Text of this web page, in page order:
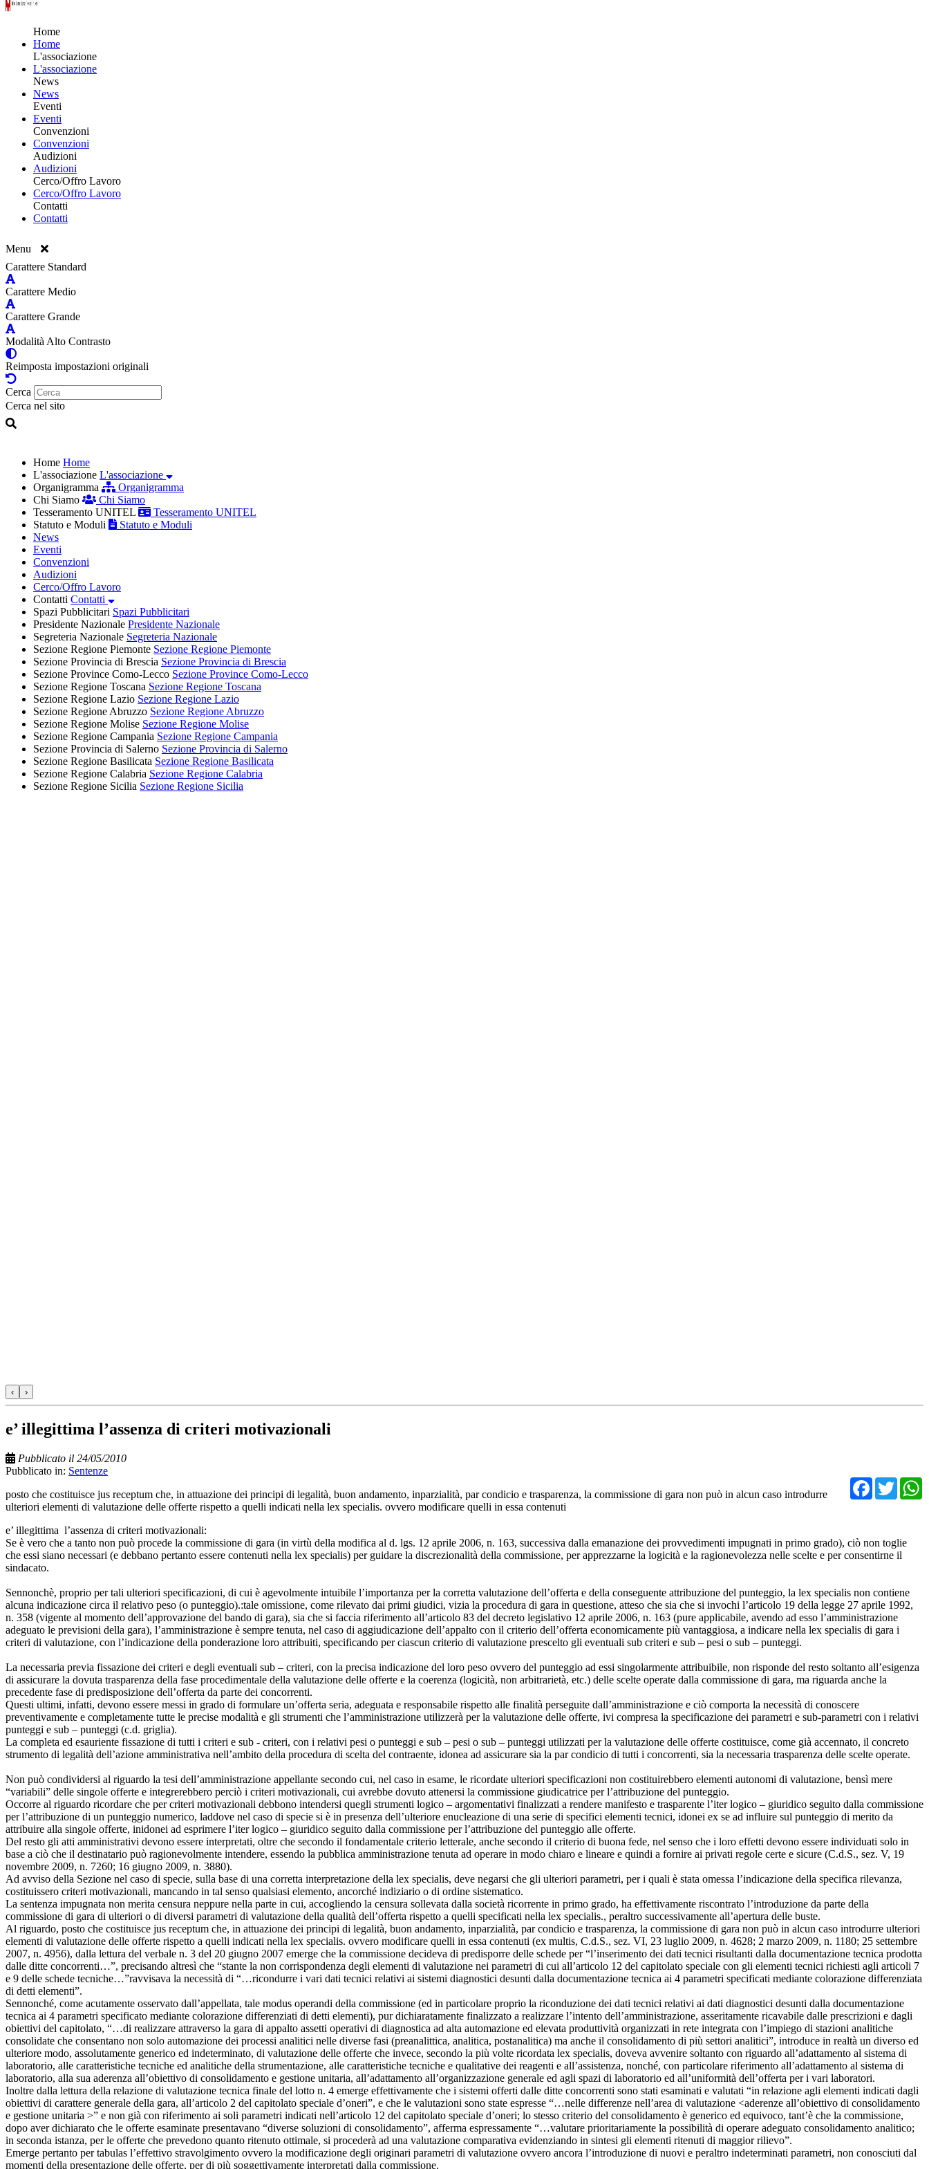
Home
Home
L'associazione
L'associazione
News
News
Eventi
Eventi
Convenzioni
Convenzioni
Audizioni
Audizioni
Cerco/Offro Lavoro
Cerco/Offro Lavoro
Contatti
Contatti
Menu
Carattere Standard
Carattere Medio
Carattere Grande
Modalità Alto Contrasto
Reimposta impostazioni originali
Cerca
Cerca nel sito
Home Home
L'associazione L'associazione
Organigramma
Organigramma
Chi Siamo
Chi Siamo
Tesseramento UNITEL
Tesseramento UNITEL
Statuto e Moduli
Statuto e Moduli
News
Eventi
Convenzioni
Audizioni
Cerco/Offro Lavoro
Contatti Contatti
Spazi Pubblicitari Spazi Pubblicitari
Presidente Nazionale Presidente Nazionale
Segreteria Nazionale Segreteria Nazionale
Sezione Regione Piemonte Sezione Regione Piemonte
Sezione Provincia di Brescia Sezione Provincia di Brescia
Sezione Province Como-Lecco Sezione Province Como-Lecco
Sezione Regione Toscana Sezione Regione Toscana
Sezione Regione Lazio Sezione Regione Lazio
Sezione Regione Abruzzo Sezione Regione Abruzzo
Sezione Regione Molise Sezione Regione Molise
Sezione Regione Campania Sezione Regione Campania
Sezione Provincia di Salerno Sezione Provincia di Salerno
Sezione Regione Basilicata Sezione Regione Basilicata
Sezione Regione Calabria Sezione Regione Calabria
Sezione Regione Sicilia Sezione Regione Sicilia
‹ ›
e’ illegittima l’assenza di criteri motivazionali
Pubblicato il 24/05/2010
Pubblicato in: Sentenze
posto che costituisce jus receptum che, in attuazione dei principi di legalità, buon andamento, inparzialità, par condicio e trasparenza, la commissione di gara non può in alcun caso introdurre
ulteriori elementi di valutazione delle offerte rispetto a quelli indicati nella lex specialis. ovvero modificare quelli in essa contenuti
e’ illegittima l’assenza di criteri motivazionali:
Se è vero che a tanto non può procede la commissione di gara (in virtù della modifica al d. lgs. 12 aprile 2006, n. 163, successiva dalla emanazione dei provvedimenti impugnati in primo grado), ciò non toglie
che essi siano necessari (e debbano pertanto essere contenuti nella lex specialis) per guidare la discrezionalità della commissione, per apprezzarne la logicità e la ragionevolezza nelle scelte e per consentirne il
sindacato.
Sennonchè, proprio per tali ulteriori specificazioni, di cui è agevolmente intuibile l’importanza per la corretta valutazione dell’offerta e della conseguente attribuzione del punteggio, la lex specialis non contiene
alcuna indicazione circa il relativo peso (o punteggio).:tale omissione, come rilevato dai primi giudici, vizia la procedura di gara in questione, atteso che sia che si invochi l’articolo 19 della legge 27 aprile 1992,
n. 358 (vigente al momento dell’approvazione del bando di gara), sia che si faccia riferimento all’articolo 83 del decreto legislativo 12 aprile 2006, n. 163 (pure applicabile, avendo ad esso l’amministrazione
adeguato le previsioni della gara), l’amministrazione è sempre tenuta, nel caso di aggiudicazione dell’appalto con il criterio dell’offerta economicamente più vantaggiosa, a indicare nella lex specialis di gara i
criteri di valutazione, con l’indicazione della ponderazione loro attribuiti, specificando per ciascun criterio di valutazione prescelto gli eventuali sub criteri e sub – pesi o sub – punteggi.
La necessaria previa fissazione dei criteri e degli eventuali sub – criteri, con la precisa indicazione del loro peso ovvero del punteggio ad essi singolarmente attribuibile, non risponde del resto soltanto all’esigenza
di assicurare la dovuta trasparenza della fase procedimentale della valutazione delle offerte e la coerenza (logicità, non arbitrarietà, etc.) delle scelte operate dalla commissione di gara, ma riguarda anche la
precedente fase di predisposizione dell’offerta da parte dei concorrenti.
Questi ultimi, infatti, devono essere messi in grado di formulare un’offerta seria, adeguata e responsabile rispetto alle finalità perseguite dall’amministrazione e ciò comporta la necessità di conoscere
preventivamente e completamente tutte le precise modalità e gli strumenti che l’amministrazione utilizzerà per la valutazione delle offerte, ivi compresa la specificazione dei parametri e sub-parametri con i relativi
punteggi e sub – punteggi (c.d. griglia).
La completa ed esauriente fissazione di tutti i criteri e sub - criteri, con i relativi pesi o punteggi e sub – pesi o sub – punteggi utilizzati per la valutazione delle offerte costituisce, come già accennato, il concreto
strumento di legalità dell’azione amministrativa nell’ambito della procedura di scelta del contraente, idonea ad assicurare sia la par condicio di tutti i concorrenti, sia la necessaria trasparenza delle scelte operate.
Non può condividersi al riguardo la tesi dell’amministrazione appellante secondo cui, nel caso in esame, le ricordate ulteriori specificazioni non costituirebbero elementi autonomi di valutazione, bensì mere
“variabili” delle singole offerte e integrerebbero perciò i criteri motivazionali, cui avrebbe dovuto attenersi la commissione giudicatrice per l’attribuzione del punteggio.
Occorre al riguardo ricordare che per criteri motivazionali debbono intendersi quegli strumenti logico – argomentativi finalizzati a rendere manifesto e trasparente l’iter logico – giuridico seguito dalla commissione
per l’attribuzione di un punteggio numerico, laddove nel caso di specie si è in presenza dell’ulteriore enucleazione di una serie di specifici elementi tecnici, idonei ex se ad influire sul punteggio di merito da
attribuire alla singole offerte, inidonei ad esprimere l’iter logico – giuridico seguito dalla commissione per l’attribuzione del punteggio alle offerte.
Del resto gli atti amministrativi devono essere interpretati, oltre che secondo il fondamentale criterio letterale, anche secondo il criterio di buona fede, nel senso che i loro effetti devono essere individuati solo in
base a ciò che il destinatario può ragionevolmente intendere, essendo la pubblica amministrazione tenuta ad operare in modo chiaro e lineare e quindi a fornire ai privati regole certe e sicure (C.d.S., sez. V, 19
novembre 2009, n. 7260; 16 giugno 2009, n. 3880).
Ad avviso della Sezione nel caso di specie, sulla base di una corretta interpretazione della lex specialis, deve negarsi che gli ulteriori parametri, per i quali è stata omessa l’indicazione della specifica rilevanza,
costituissero criteri motivazionali, mancando in tal senso qualsiasi elemento, ancorché indiziario o di ordine sistematico.
La sentenza impugnata non merita censura neppure nella parte in cui, accogliendo la censura sollevata dalla società ricorrente in primo grado, ha effettivamente riscontrato l’introduzione da parte della
commissione di gara di ulteriori o di diversi parametri di valutazione della qualità dell’offerta rispetto a quelli specificati nella lex specialis., peraltro successivamente all’apertura delle buste.
Al riguardo, posto che costituisce jus receptum che, in attuazione dei principi di legalità, buon andamento, inparzialità, par condicio e trasparenza, la commissione di gara non può in alcun caso introdurre ulteriori
elementi di valutazione delle offerte rispetto a quelli indicati nella lex specialis. ovvero modificare quelli in essa contenuti (ex multis, C.d.S., sez. VI, 23 luglio 2009, n. 4628; 2 marzo 2009, n. 1180; 25 settembre
2007, n. 4956), dalla lettura del verbale n. 3 del 20 giugno 2007 emerge che la commissione decideva di predisporre delle schede per “l’inserimento dei dati tecnici risultanti dalla documentazione tecnica prodotta
dalle ditte concorrenti…”, precisando altresì che “stante la non corrispondenza degli elementi di valutazione nei parametri di cui all’articolo 12 del capitolato speciale con gli elementi tecnici richiesti agli articoli 7
e 9 delle schede tecniche…”ravvisava la necessità di “…ricondurre i vari dati tecnici relativi ai sistemi diagnostici desunti dalla documentazione tecnica ai 4 parametri specificati mediante colorazione differenziata
di detti elementi”.
Sennonché, come acutamente osservato dall’appellata, tale modus operandi della commissione (ed in particolare proprio la riconduzione dei dati tecnici relativi ai dati diagnostici desunti dalla documentazione
tecnica ai 4 parametri specificato mediante colorazione differenziati di detti elementi), pur dichiaratamente finalizzato a realizzare l’intento dell’amministrazione, asseritamente ricavabile dalle prescrizioni e dagli
obiettivi del capitolato, “…di realizzare attraverso la gara di appalto assetti operativi di diagnostica ad alta automazione ed elevata produttività organizzati in rete integrata con l’impiego di stazioni analitiche
consolidate che consentano non solo automazione dei processi analitici nelle diverse fasi (preanalittica, analitica, postanalitica) ma anche il consolidamento di più settori analitici”, introduce in realtà un diverso ed
ulteriore modo, assolutamente generico ed indeterminato, di valutazione delle offerte che invece, secondo la più volte ricordata lex specialis, doveva avvenire soltanto con riguardo all’adattamento al sistema di
laboratorio, alle caratteristiche tecniche ed analitiche della strumentazione, alle caratteristiche tecniche e qualitative dei reagenti e all’assistenza, nonché, con particolare riferimento all’adattamento al sistema di
laboratorio, alla sua aderenza all’obiettivo di consolidamento e gestione unitaria, all’adattamento all’organizzazione generale ed agli spazi di laboratorio ed all’uniformità dell’offerta per i vari laboratori.
Inoltre dalla lettura della relazione di valutazione tecnica finale del lotto n. 4 emerge effettivamente che i sistemi offerti dalle ditte concorrenti sono stati esaminati e valutati “in relazione agli elementi indicati dagli
obiettivi di carattere generale della gara, all’articolo 2 del capitolato speciale d’oneri”, e che le valutazioni sono state espresse “…nelle differenze nell’area di valutazione <aderenze all’obiettivo di consolidamento
e gestione unitaria >” e non già con riferimento ai soli parametri indicati nell’articolo 12 del capitolato speciale d’oneri; lo stesso criterio del consolidamento è generico ed equivoco, tant’è che la commissione,
dopo aver dichiarato che le offerte esaminate presentavano “diverse soluzioni di consolidamento”, afferma espressamente “…valutare prioritariamente la possibilità di operare adeguato consolidamento analitico;
in seconda istanza, per le offerte che prevedono quanto ritenuto ottimale, si procederà ad una valutazione comparativa evidenziando in sintesi gli elementi ritenuti di maggior rilievo”.
Emerge pertanto per tabulas l’effettivo stravolgimento ovvero la modificazione degli originari parametri di valutazione ovvero ancora l’introduzione di nuovi e peraltro indeterminati parametri, non conosciuti dal
momenti della presentazione delle offerte, per di più soggettivamente interpretati dalla commissione.